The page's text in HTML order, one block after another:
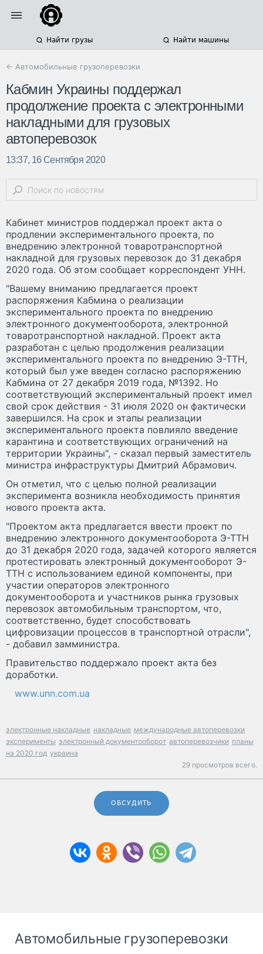
Найти грузы Найти машины
← Автомобильные грузоперевозки
Кабмин Украины поддержал
продолжение проекта с электронными
накладными для грузовых
автоперевозок
13:37, 16 Сентября 2020
Кабинет министров поддержал проект акта о
продлении экспериментального проекта, по
внедрению электронной товаротранспортной
накладной для грузовых перевозок до 31 декабря
2020 года. Об этом сообщает корреспондент УНН.
"Вашему вниманию предлагается проект
распоряжения Кабмина о реализации
экспериментального проекта по внедрению
электронного документооборота, электронной
товаротранспортной накладной. Проект акта
разработан с целью продолжения реализации
экспериментального проекта по внедрению Э-ТТН,
который был уже введен согласно распоряжению
Кабмина от 27 декабря 2019 года, №1392. Но
соответствующий экспериментальный проект имел
свой срок действия - 31 июля 2020 он фактически
завершился. На срок и этапы реализации
экспериментального проекта повлияло введение
карантина и соответствующих ограничений на
территории Украины", - сказал первый заместитель
министра инфраструктуры Дмитрий Абрамович.
Он отметил, что с целью полной реализации
эксперимента возникла необходимость принятия
нового проекта акта.
"Проектом акта предлагается ввести проект по
внедрению электронного документооборота Э-ТТН
до 31 декабря 2020 года, задачей которого является
протестировать электронный документооборот Э-
ТТН с использованием единой компоненты, при
участии операторов электронного
документооборота и участников рынка грузовых
перевозок автомобильным транспортом, что,
соответственно, будет способствовать
цифровизации процессов в транспортной отрасли",
- добавил замминистра.
Правительство поддержало проект акта без
доработки.
www.unn.com.ua
электронные накладные накладные международные автоперевозки
эксперименты электронный документооборот автоперевозчики планы
на 2020 год украина
29 просмотров всего.
ОБСУДИТЬ
Автомобильные грузоперевозки